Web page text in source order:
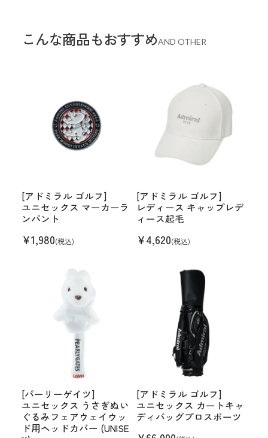
こんな商品もおすすめAND OTHER
[アドミラル ゴルフ]
ユニセックス マーカーラ
ンパント
¥1,980(税込)
[アドミラル ゴルフ]
レディース キャップレデ
ィース起毛
¥4,620(税込)
[パーリーゲイツ]
ユニセックス うさぎぬい
ぐるみフェアウェイウッ
ド用ヘッドカバー (UNISE
[アドミラル ゴルフ]
ユニセックス カートキャ
ディバッグプロスポーツ